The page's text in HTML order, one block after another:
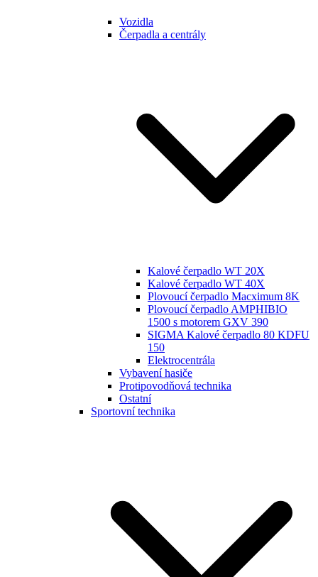
Vozidla
Čerpadla a centrály
Kalové čerpadlo WT 20X
Kalové čerpadlo WT 40X
Plovoucí čerpadlo Macximum 8K
Plovoucí čerpadlo AMPHIBIO
1500 s motorem GXV 390
SIGMA Kalové čerpadlo 80 KDFU
150
Elektrocentrála
Vybavení hasiče
Protipovodňová technika
Ostatní
Sportovní technika